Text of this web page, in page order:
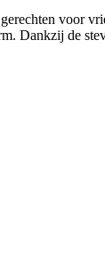
voor
Dankzij de